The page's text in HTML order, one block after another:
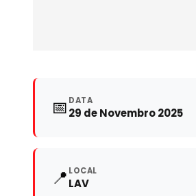
📅 DATA
29 de Novembro 2025
📍 LOCAL
LAV